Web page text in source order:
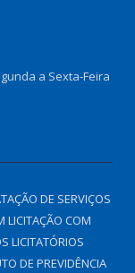
a Sexta-Feira
DE SERVIÇOS
LICITAÇÃO COM
LICITATÓRIOS
DE PREVIDÊNCIA